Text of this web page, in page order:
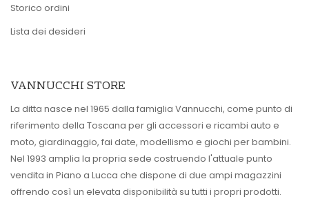
Storico ordini
Lista dei desideri
VANNUCCHI STORE
La ditta nasce nel 1965 dalla famiglia Vannucchi, come punto di
riferimento della Toscana per gli accessori e ricambi auto e
moto, giardinaggio, fai date, modellismo e giochi per bambini.
Nel 1993 amplia la propria sede costruendo l'attuale punto
vendita in Piano a Lucca che dispone di due ampi magazzini
offrendo così un elevata disponibilità su tutti i propri prodotti.